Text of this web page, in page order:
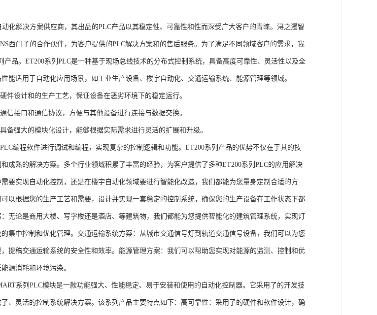
决方案供应商，其出品的PLC产品以其稳定性、可靠性和性而深受广大客户的青睐。浔之漫智
西门子的合作伙伴，为客户提供的PLC解决方案和的售后服务。为了满足不同领域客户的需求，我
产品。ET200系列PLC是一种基于现场总线技术的分布式控制系统，具备高度可靠性、灵活性以及全
能适用于自动化应用场景，如工业生产设备、楼宇自动化、交通运输系统、能源管理等领域。
件设计和的生产工艺，保证设备在恶劣环境下的稳定运行。
信接口和通信协议，方便与其他设备进行连接与数据交换。
备强大的模块化设计，能够根据实际需求进行灵活的扩展和升级。
编程软件进行调试和编程，实现复杂的控制逻辑和功能。ET200系列产品的优势不仅在于其的技
成熟的解决方案。多个行业领域积累了丰富的经验，为客户提供了多种ET200系列PLC的应用解决
要实现自动化控制，还是在楼宇自动化领域要进行智能化改造，我们都能为您量身定制合适的方
以根据您的生产工艺和需要，设计并实现一套稳定的控制系统，确保您的生产设备在工作状态下都
无论是商用大楼、写字楼还是酒店、等建筑物，我们都能为您提供智能化的建筑管理系统，实现灯
集中控制和优化管理。交通运输系统方案：从城市交通信号灯到轨道交通信号设备，我们可以为您
提稿交通运输系统的安全性和效率。能源管理方案：我们可以帮助您实现对能源的监测、控制和优
源消耗和环境污染。
系列PLC模块是一款功能强大、性能稳定、易于安装和使用的自动化控制器。它采用了的开发技
、灵活的控制系统解决方案。该系列产品主要特点如下：高可靠性：采用了的硬件和软件设计，确